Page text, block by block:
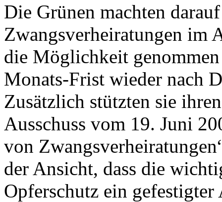
Die Grünen machten
Zwangsverheiratungen im
die Möglichkeit
Monats-Frist wieder nach
Zusätzlich stützten sie
Ausschuss vom 19. Juni
von
der Ansicht, dass die
Opferschutz ein